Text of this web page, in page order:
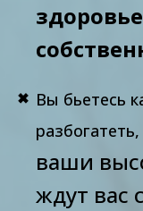
Вы бьетесь
разбогатеть,
ваши
ждут вас